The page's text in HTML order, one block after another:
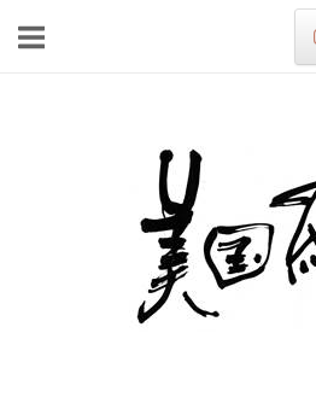
Home